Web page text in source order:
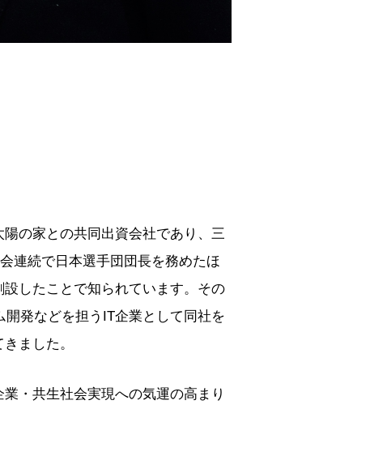
の家との共同出資会社であり、三
連続で日本選手団団長を務めたほ
したことで知られています。その
発などを担うIT企業として同社を
ました。
・共生社会実現への気運の高まり